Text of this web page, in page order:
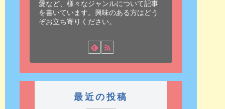
愛など、様々なジャンルについて記事
を書いています。興味のある方はどう
ぞお立ち寄りください。
最近の投稿